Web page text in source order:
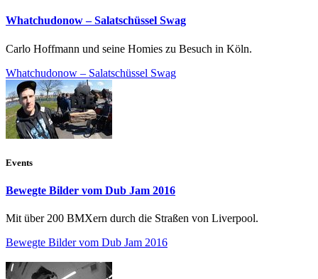
Whatchudonow – Salatschüssel Swag
Carlo Hoffmann und seine Homies zu Besuch in Köln.
Whatchudonow – Salatschüssel Swag
Events
Bewegte Bilder vom Dub Jam 2016
Mit über 200 BMXern durch die Straßen von Liverpool.
Bewegte Bilder vom Dub Jam 2016